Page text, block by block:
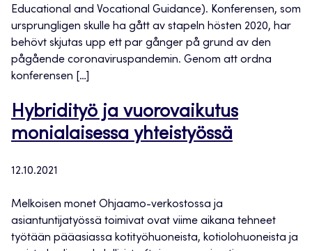
Educational and Vocational Guidance). Konferensen, som
ursprungligen skulle ha gått av stapeln hösten 2020, har
behövt skjutas upp ett par gånger på grund av den
pågående coronaviruspandemin. Genom att ordna
konferensen […]
Hybridityö ja vuorovaikutus
monialaisessa yhteistyössä
12.10.2021
Melkoisen monet Ohjaamo-verkostossa ja
asiantuntijatyössä toimivat ovat viime aikana tehneet
työtään pääasiassa kotityöhuoneista, kotiolohuoneista ja